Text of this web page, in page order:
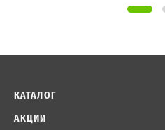
КАТАЛОГ
АКЦИИ